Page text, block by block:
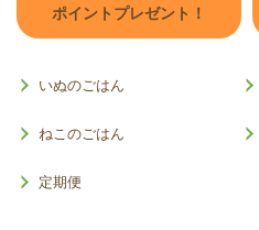
ポイントプレゼント！
いぬのごはん
ねこのごはん
定期便